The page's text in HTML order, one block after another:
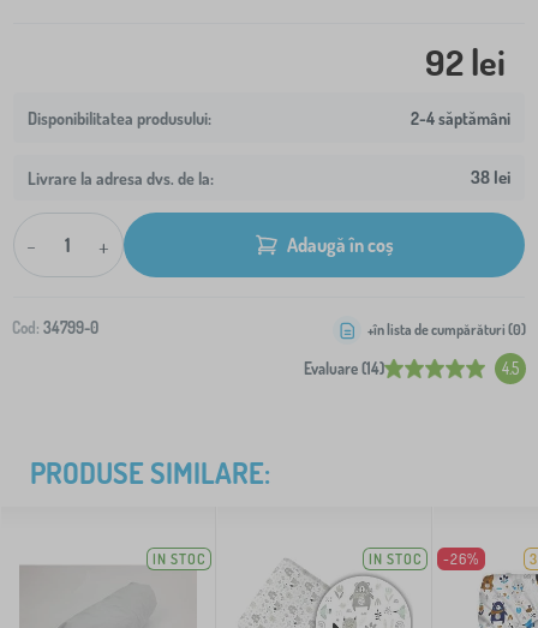
92 lei
2-4 săptămâni
Livrare la adresa dvs. de la: 38 lei
- + Adaugă în coș
Cod: 34799-0
Evaluare (14) 4.5
+în lista de cumpărături (0)
PRODUSE SIMILARE:
IN STOC IN STOC -26%